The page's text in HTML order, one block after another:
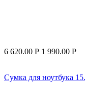
6 620.00 Р 1 990.00 Р
Сумка для ноутбука